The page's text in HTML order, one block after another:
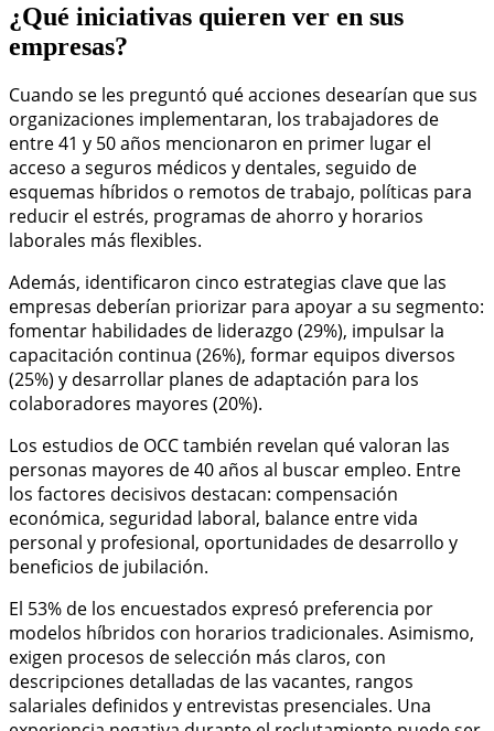
¿Qué iniciativas quieren ver en sus
empresas?
Cuando se les preguntó qué acciones desearían que sus
organizaciones implementaran, los trabajadores de
entre 41 y 50 años mencionaron en primer lugar el
acceso a seguros médicos y dentales, seguido de
esquemas híbridos o remotos de trabajo, políticas para
reducir el estrés, programas de ahorro y horarios
laborales más flexibles.
Además, identificaron cinco estrategias clave que las
empresas deberían priorizar para apoyar a su segmento:
fomentar habilidades de liderazgo (29%), impulsar la
capacitación continua (26%), formar equipos diversos
(25%) y desarrollar planes de adaptación para los
colaboradores mayores (20%).
Los estudios de OCC también revelan qué valoran las
personas mayores de 40 años al buscar empleo. Entre
los factores decisivos destacan: compensación
económica, seguridad laboral, balance entre vida
personal y profesional, oportunidades de desarrollo y
beneficios de jubilación.
El 53% de los encuestados expresó preferencia por
modelos híbridos con horarios tradicionales. Asimismo,
exigen procesos de selección más claros, con
descripciones detalladas de las vacantes, rangos
salariales definidos y entrevistas presenciales. Una